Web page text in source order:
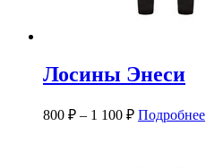
Лосины Энеси
800 ₽ – 1 100 ₽ Подробнее